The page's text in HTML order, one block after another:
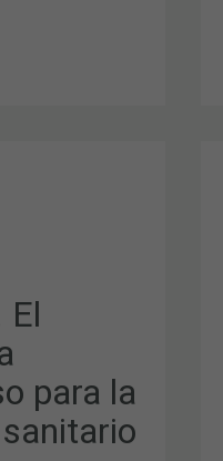
para la